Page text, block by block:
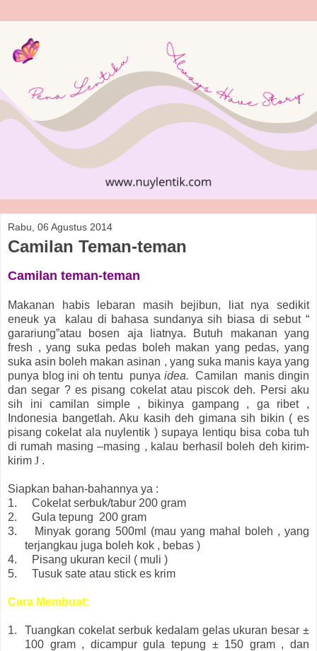
Rabu, 06 Agustus 2014
Camilan Teman-teman
Camilan teman-teman
Makanan habis lebaran masih bejibun, liat nya sedikit
eneuk ya kalau di bahasa sundanya sih biasa di sebut “
garariung”atau bosen aja liatnya. Butuh makanan yang
fresh , yang suka pedas boleh makan yang pedas, yang
suka asin boleh makan asinan , yang suka manis kaya yang
punya blog ini oh tentu punya idea. Camilan manis dingin
dan segar ? es pisang cokelat atau piscok deh. Persi aku
sih ini camilan simple , bikinya gampang , ga ribet ,
Indonesia bangetlah. Aku kasih deh gimana sih bikin ( es
pisang cokelat ala nuylentik ) supaya lentiqu bisa coba tuh
di rumah masing –masing , kalau berhasil boleh deh kirim-
kirim J .
Siapkan bahan-bahannya ya :
1.
Cokelat serbuk/tabur 200 gram
2.
Gula tepung 200 gram
3.
Minyak gorang 500ml (mau yang mahal boleh , yang
terjangkau juga boleh kok , bebas )
4.
Pisang ukuran kecil ( muli )
5.
Tusuk sate atau stick es krim
Cara Membuat:
1.
Tuangkan cokelat serbuk kedalam gelas ukuran besar ±
100 gram , dicampur gula tepung ± 150 gram , dan